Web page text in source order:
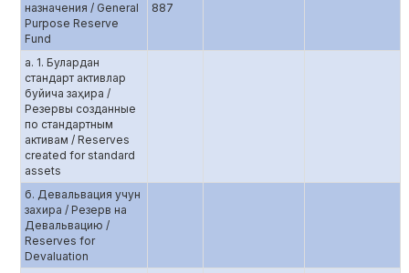
назначения / General
Purpose Reserve
Fund
887
а. 1. Булардан
стандарт активлар
буйича заҳира /
Резервы созданные
по стандартным
активам / Reserves
created for standard
assets
б. Девальвация учун
захира / Резерв на
Девальвацию /
Reserves for
Devaluation